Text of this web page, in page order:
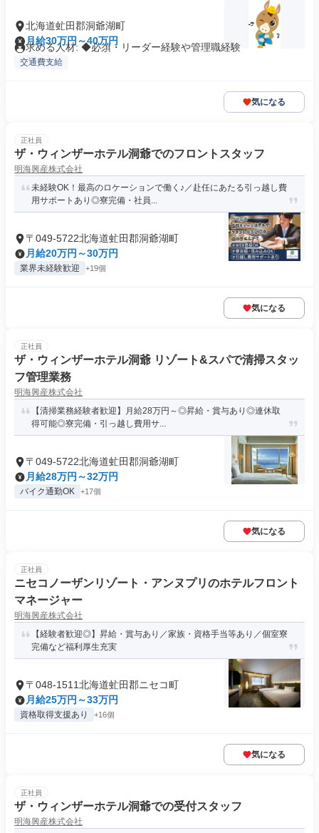
北海道虻田郡洞爺湖町
月給30万円～40万円
求める人材: ◆必須・リーダー経験や管理職経験
交通費支給
気になる
正社員
ザ・ウィンザーホテル洞爺でのフロントスタッフ
明海興産株式会社
未経験OK！最高のロケーションで働く♪／赴任にあたる引っ越し費
用サポートあり◎寮完備・社員...
〒049-5722北海道虻田郡洞爺湖町
月給20万円～30万円
業界未経験歓迎 +19個
気になる
正社員
ザ・ウィンザーホテル洞爺 リゾート&スパで清掃スタッ
フ管理業務
明海興産株式会社
【清掃業務経験者歓迎】月給28万円～◎昇給・賞与あり◎連休取
得可能◎寮完備・引っ越し費用サ...
〒049-5722北海道虻田郡洞爺湖町
月給28万円～32万円
バイク通勤OK +17個
気になる
正社員
ニセコノーザンリゾート・アンヌプリのホテルフロント
マネージャー
明海興産株式会社
【経験者歓迎◎】昇給・賞与あり／家族・資格手当等あり／個室寮
完備など福利厚生充実
〒048-1511北海道虻田郡ニセコ町
月給25万円～33万円
資格取得支援あり +16個
気になる
正社員
ザ・ウィンザーホテル洞爺での受付スタッフ
明海興産株式会社